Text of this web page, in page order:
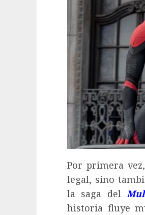
Por primera
legal, sino
la saga del
historia fluye